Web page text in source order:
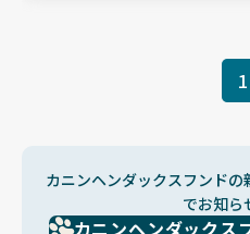
1
カニンヘンダックスフンド
でお知ら